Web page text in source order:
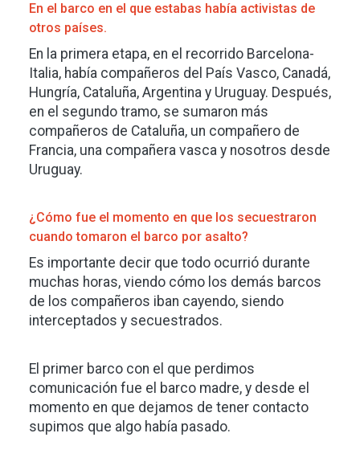
En el barco en el que estabas había activistas de
otros países.
En la primera etapa, en el recorrido Barcelona-
Italia, había compañeros del País Vasco, Canadá,
Hungría, Cataluña, Argentina y Uruguay. Después,
en el segundo tramo, se sumaron más
compañeros de Cataluña, un compañero de
Francia, una compañera vasca y nosotros desde
Uruguay.
¿Cómo fue el momento en que los secuestraron
cuando tomaron el barco por asalto?
Es importante decir que todo ocurrió durante
muchas horas, viendo cómo los demás barcos
de los compañeros iban cayendo, siendo
interceptados y secuestrados.
El primer barco con el que perdimos
comunicación fue el barco madre, y desde el
momento en que dejamos de tener contacto
supimos que algo había pasado.